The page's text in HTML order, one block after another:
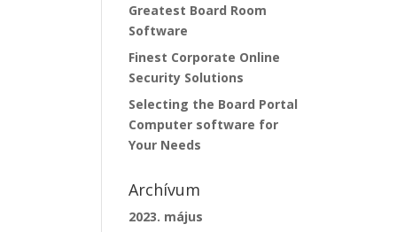
Greatest Board Room
Software
Finest Corporate Online
Security Solutions
Selecting the Board Portal
Computer software for
Your Needs
Archívum
2023. május